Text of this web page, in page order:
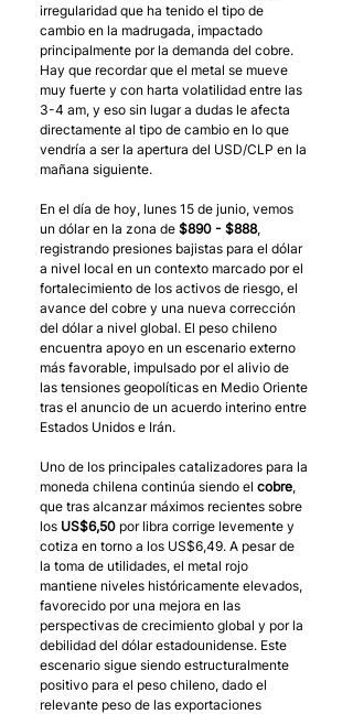
irregularidad que ha tenido el tipo de
cambio en la madrugada, impactado
principalmente por la demanda del cobre.
Hay que recordar que el metal se mueve
muy fuerte y con harta volatilidad entre las
3-4 am, y eso sin lugar a dudas le afecta
directamente al tipo de cambio en lo que
vendría a ser la apertura del USD/CLP en la
mañana siguiente.
En el día de hoy, lunes 15 de junio, vemos
un dólar en la zona de $890 - $888,
registrando presiones bajistas para el dólar
a nivel local en un contexto marcado por el
fortalecimiento de los activos de riesgo, el
avance del cobre y una nueva corrección
del dólar a nivel global. El peso chileno
encuentra apoyo en un escenario externo
más favorable, impulsado por el alivio de
las tensiones geopolíticas en Medio Oriente
tras el anuncio de un acuerdo interino entre
Estados Unidos e Irán.
Uno de los principales catalizadores para la
moneda chilena continúa siendo el cobre,
que tras alcanzar máximos recientes sobre
los US$6,50 por libra corrige levemente y
cotiza en torno a los US$6,49. A pesar de
la toma de utilidades, el metal rojo
mantiene niveles históricamente elevados,
favorecido por una mejora en las
perspectivas de crecimiento global y por la
debilidad del dólar estadounidense. Este
escenario sigue siendo estructuralmente
positivo para el peso chileno, dado el
relevante peso de las exportaciones